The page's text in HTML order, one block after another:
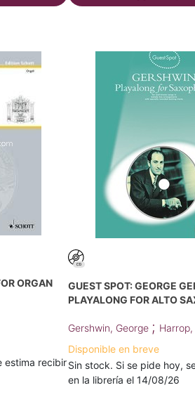
ORGAN
estima recibir
GUEST SPOT: GEORGE
PLAYALONG FOR ALTO
Gershwin, George ; Harrop,
Disponible en breve
Sin stock. Si se pide hoy,
en la librería el 14/08/26